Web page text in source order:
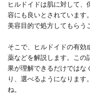
ヒルドイドは肌に対して
容にも良いとされています
美容目的で処方してもらう
そこで、ヒルドイドの有効
薬などを解説します。この
果が理解できるだけではな
り、選べるようになります
ね。